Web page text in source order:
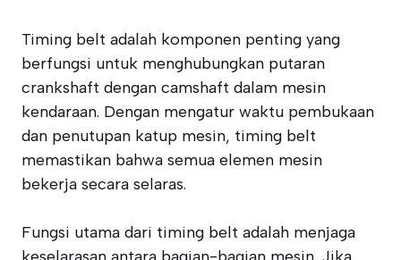
Timing belt adalah komponen penting yang
berfungsi untuk menghubungkan putaran
crankshaft dengan camshaft dalam mesin
kendaraan. Dengan mengatur waktu pembukaan
dan penutupan katup mesin, timing belt
memastikan bahwa semua elemen mesin
bekerja secara selaras.
Fungsi utama dari timing belt adalah menjaga